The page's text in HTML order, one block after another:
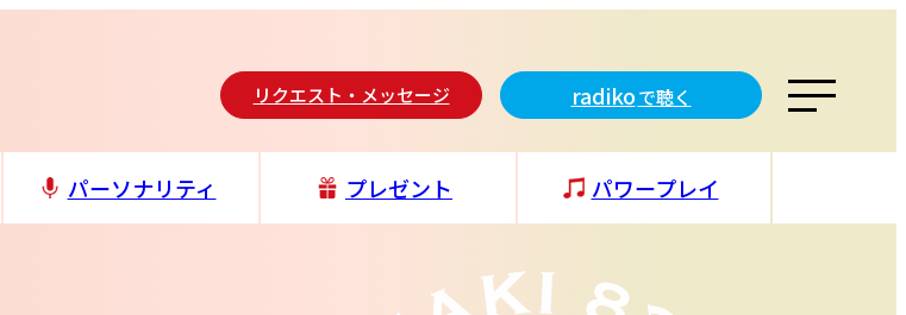
リクエスト・メッセージ radikoで聴く
パーソナリティ プレゼント パワープレイ